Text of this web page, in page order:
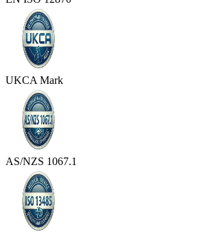
UKCA Mark
AS/NZS 1067.1